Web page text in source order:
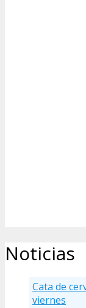
Noticias
Cata de
viernes